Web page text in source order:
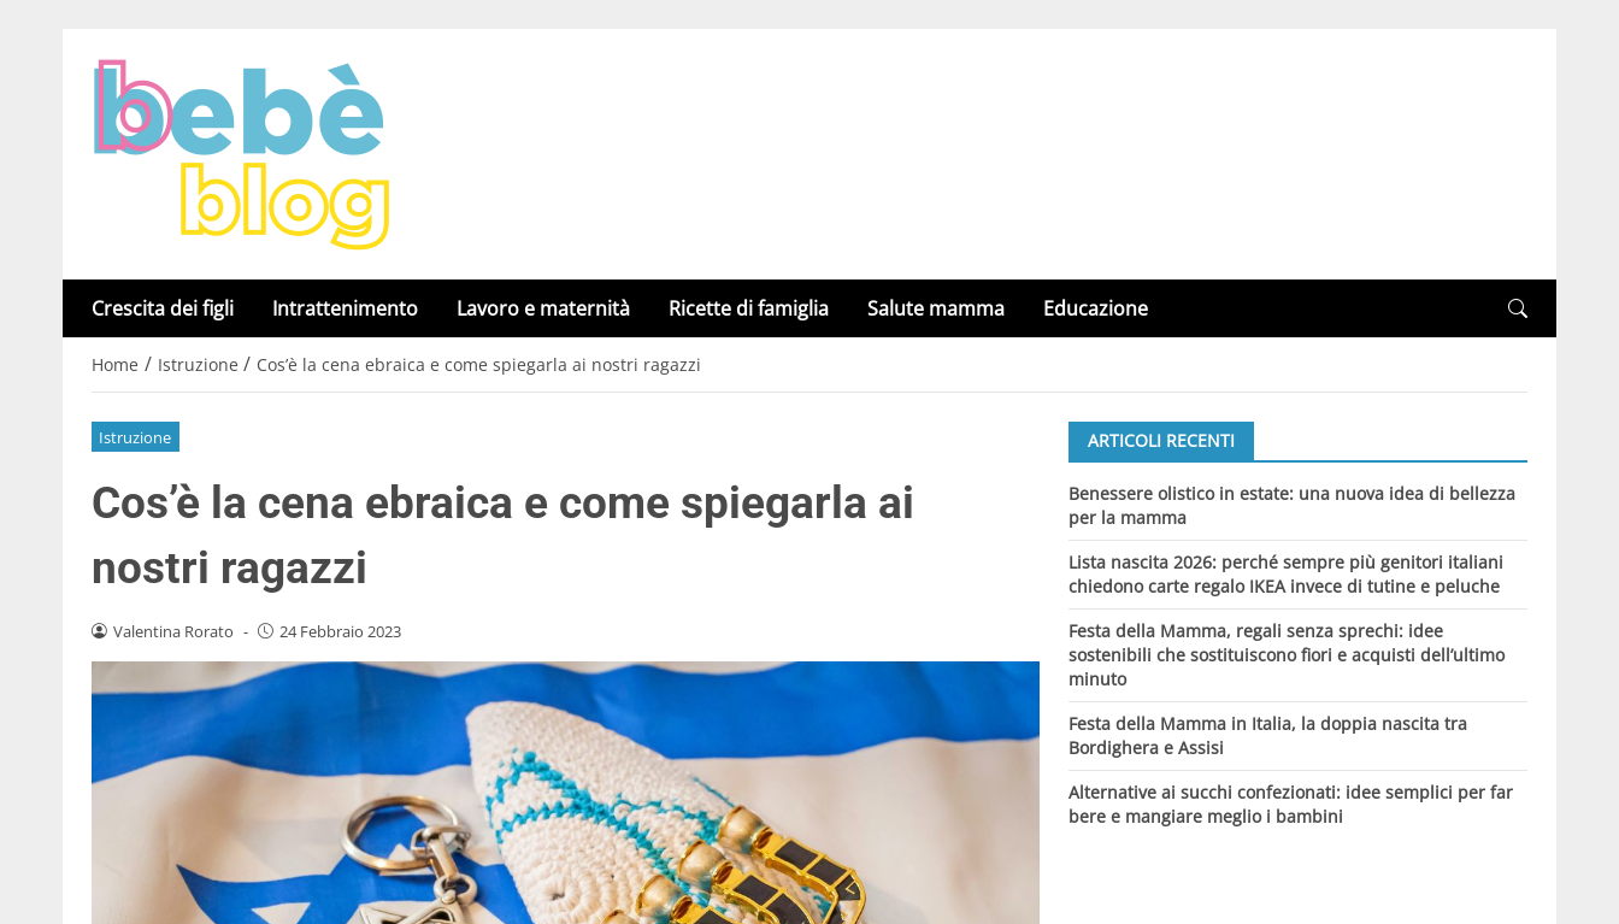
Crescita dei figli Intrattenimento Lavoro e maternità Ricette di famiglia Salute mamma Educazione
Home / Istruzione / Cos’è la cena ebraica e come spiegarla ai nostri ragazzi
Istruzione
Cos’è la cena ebraica e come spiegarla ai
nostri ragazzi
Valentina Rorato - 24 Febbraio 2023
ARTICOLI RECENTI
Benessere olistico in estate: una nuova idea di bellezza
per la mamma
Lista nascita 2026: perché sempre più genitori italiani
chiedono carte regalo IKEA invece di tutine e peluche
Festa della Mamma, regali senza sprechi: idee
sostenibili che sostituiscono fiori e acquisti dell’ultimo
minuto
Festa della Mamma in Italia, la doppia nascita tra
Bordighera e Assisi
Alternative ai succhi confezionati: idee semplici per far
bere e mangiare meglio i bambini